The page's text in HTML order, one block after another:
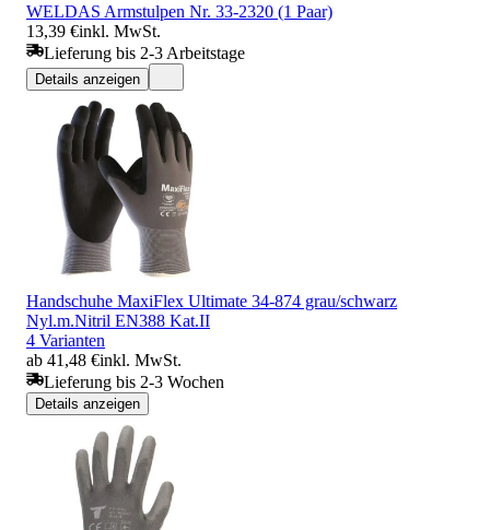
WELDAS Armstulpen Nr. 33-2320 (1 Paar)
13,39 €inkl. MwSt.
Lieferung bis 2-3 Arbeitstage
Details anzeigen
Handschuhe MaxiFlex Ultimate 34-874 grau/schwarz
Nyl.m.Nitril EN388 Kat.II
4 Varianten
ab 41,48 €inkl. MwSt.
Lieferung bis 2-3 Wochen
Details anzeigen